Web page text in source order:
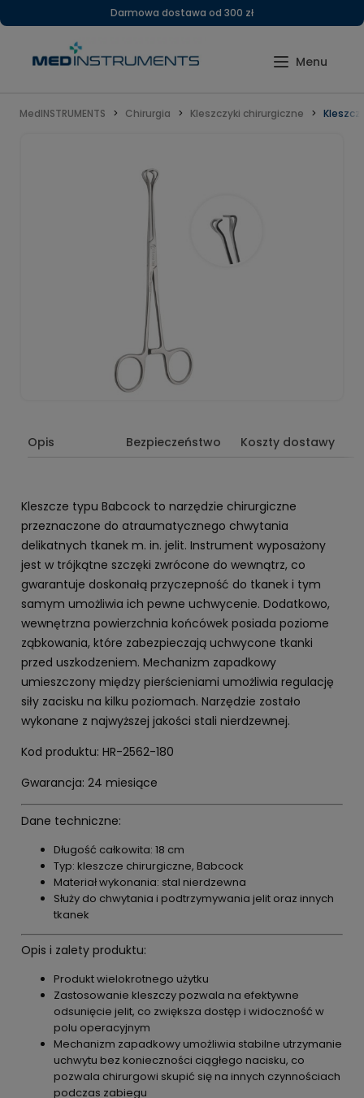
Darmowa dostawa od 300 zł
MedINSTRUMENTS Chirurgia Kleszczyki chirurgiczne
Opis Bezpieczeństwo Koszty dostawy
Kleszcze typu Babcock to narzędzie chirurgiczne
przeznaczone do atraumatycznego chwytania
delikatnych tkanek m. in. jelit. Instrument wyposażony
jest w trójkątne szczęki zwrócone do wewnątrz, co
gwarantuje doskonałą przyczepność do tkanek i tym
samym umożliwia ich pewne uchwycenie. Dodatkowo,
wewnętrzna powierzchnia końcówek posiada poziome
ząbkowania, które zabezpieczają uchwycone tkanki
przed uszkodzeniem. Mechanizm zapadkowy
umieszczony między pierścieniami umożliwia regulację
siły zacisku na kilku poziomach. Narzędzie zostało
wykonane z najwyższej jakości stali nierdzewnej.
Kod produktu: HR-2562-180
Gwarancja: 24 miesiące
Dane techniczne:
Długość całkowita: 18 cm
Typ: kleszcze chirurgiczne, Babcock
Materiał wykonania: stal nierdzewna
Służy do chwytania i podtrzymywania jelit oraz innych
tkanek
Opis i zalety produktu:
Produkt wielokrotnego użytku
Zastosowanie kleszczy pozwala na efektywne
odsunięcie jelit, co zwiększa dostęp i widoczność w
polu operacyjnym
Mechanizm zapadkowy umożliwia stabilne utrzymanie
uchwytu bez konieczności ciągłego nacisku, co
pozwala chirurgowi skupić się na innych czynnościach
podczas zabiegu